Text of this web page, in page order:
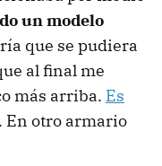
un modelo
que se pudiera
al final me
más arriba. Es
En otro armario